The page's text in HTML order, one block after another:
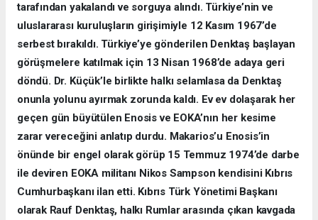
tarafından yakalandı ve sorguya alındı. Türkiye’nin ve
uluslararası kuruluşların girişimiyle 12 Kasım 1967’de
serbest bırakıldı. Türkiye’ye gönderilen Denktaş başlayan
görüşmelere katılmak için 13 Nisan 1968’de adaya geri
döndü. Dr. Küçük’le birlikte halkı selamlasa da Denktaş
onunla yolunu ayırmak zorunda kaldı. Ev ev dolaşarak her
geçen gün büyütülen Enosis ve EOKA’nın her kesime
zarar vereceğini anlatıp durdu. Makarios’u Enosis’in
önünde bir engel olarak görüp 15 Temmuz 1974’de darbe
ile deviren EOKA militanı Nikos Sampson kendisini Kıbrıs
Cumhurbaşkanı ilan etti. Kıbrıs Türk Yönetimi Başkanı
olarak Rauf Denktaş, halkı Rumlar arasında çıkan kavgada